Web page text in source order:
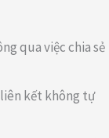
qua việc chia sẻ
kết không tự